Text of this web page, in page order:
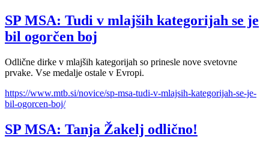
SP MSA: Tudi v mlajših kategorijah se je
bil ogorčen boj
Odlične dirke v mlajših kategorijah so prinesle nove svetovne
prvake. Vse medalje ostale v Evropi.
https://www.mtb.si/novice/sp-msa-tudi-v-mlajsih-kategorijah-se-je-
bil-ogorcen-boj/
SP MSA: Tanja Žakelj odlično!